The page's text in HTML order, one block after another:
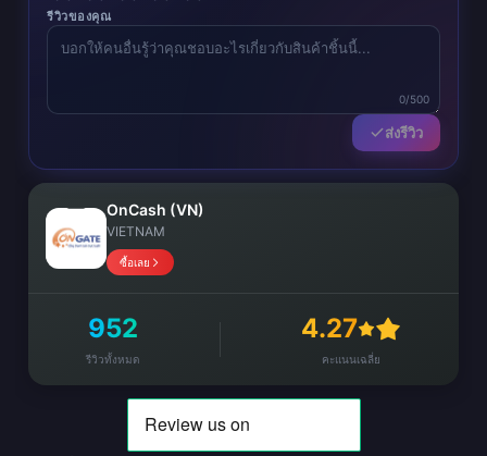
รีวิวของคุณ
0/500
ส่งรีวิว
OnCash (VN)
VIETNAM
ซื้อเลย
952
รีวิวทั้งหมด
4.27
คะแนนเฉลี่ย